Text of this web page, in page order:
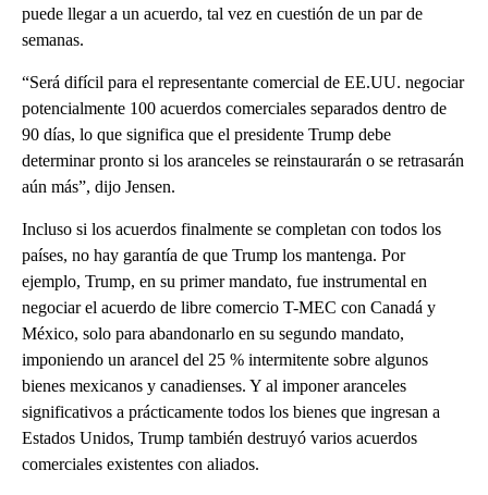
puede llegar a un acuerdo, tal vez en cuestión de un par de
semanas.
“Será difícil para el representante comercial de EE.UU. negociar
potencialmente 100 acuerdos comerciales separados dentro de
90 días, lo que significa que el presidente Trump debe
determinar pronto si los aranceles se reinstaurarán o se retrasarán
aún más”, dijo Jensen.
Incluso si los acuerdos finalmente se completan con todos los
países, no hay garantía de que Trump los mantenga. Por
ejemplo, Trump, en su primer mandato, fue instrumental en
negociar el acuerdo de libre comercio T-MEC con Canadá y
México, solo para abandonarlo en su segundo mandato,
imponiendo un arancel del 25 % intermitente sobre algunos
bienes mexicanos y canadienses. Y al imponer aranceles
significativos a prácticamente todos los bienes que ingresan a
Estados Unidos, Trump también destruyó varios acuerdos
comerciales existentes con aliados.